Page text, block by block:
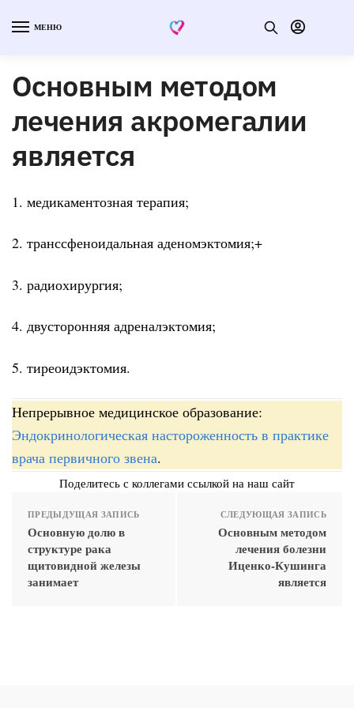
МЕНЮ
Основным методом
лечения акромегалии
является
1. медикаментозная терапия;
2. транссфеноидальная аденомэктомия;+
3. радиохирургия;
4. двусторонняя адреналэктомия;
5. тиреоидэктомия.
Непрерывное медицинское образование:
Эндокринологическая настороженность в практике
врача первичного звена.
Поделитесь с коллегами ссылкой на наш сайт
ПРЕДЫДУЩАЯ ЗАПИСЬ
Основную долю в
структуре рака
щитовидной железы
занимает
СЛЕДУЮЩАЯ ЗАПИСЬ
Основным методом
лечения болезни
Иценко-Кушинга
является